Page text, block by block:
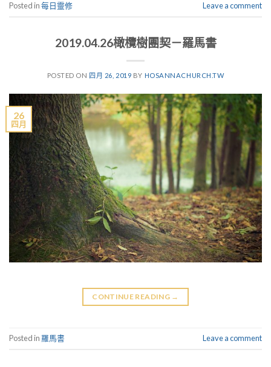
Posted in每日靈修 Leave a comment
2019.04.26橄欖樹團契－羅馬書
POSTED ON 四月 26, 2019 BY HOSANNACHURCH.TW
26
四月
CONTINUE READING →
Posted in 羅馬書 Leave a comment